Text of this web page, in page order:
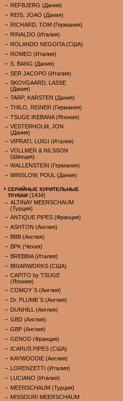
REFBJERG (Дания)
REIS, JOAO (Дания)
RICHARD, TOM (Германия)
RINALDO (Италия)
ROLANDO NEGOITA (США)
ROMEO (Италия)
S. BANG (Дания)
SER JACOPO (Италия)
SKOVGAARD, LASSE
(Дания)
TARP, KARSTEN (Дания)
THILO, REINER (Германия)
TSUGE IKEBANA (Япония)
VESTERHOLM, JON
(Дания)
VIPRATI, LUIGI (Италия)
VOLLMER & NILSSON
(Швеция)
WALLENSTEIN (Германия)
WINSLOW, POUL (Дания)
СЕРИЙНЫЕ КУРИТЕЛЬНЫЕ
ТРУБКИ (1434)
ALTINAY MEERSCHAUM
(Турция)
ANTIQUE PIPES (Франция)
ASHTON (Англия)
BBB (Англия)
BPK (Чехия)
BREBBIA (Италия)
BRIARWORKS (США)
CAPITO by TSUGE
(Япония)
COMOY`S (Англия)
Dr. PLUMB`S (Англия)
DUNHILL (Англия)
GBD (Англия)
GBP (Англия)
GENOD (Франция)
ICARUS PIPES (США)
KAYWOODIE (Англия)
LORENZETTI (Италия)
LUCIANO (Италия)
MEERSCHAUM (Турция)
MISSOURI MEERSCHAUM